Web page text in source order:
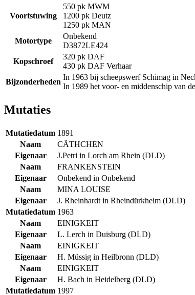
Voortstuwing
550 pk MWM
1200 pk Deutz
1250 pk MAN
Motortype
Onbekend
D3872LE424
Kopschroef
320 pk DAF
430 pk DAF Verhaar
Bijzonderheden
In 1963 bij scheepswerf Schimag in
In 1989 het voor- en middenschip van
Mutaties
Mutatiedatum 1891
Naam
CÄTHCHEN
Eigenaar
J.Petri in Lorch am Rhein (DLD)
Naam
FRANKENSTEIN
Eigenaar
Onbekend in Onbekend
Naam
MINA LOUISE
Eigenaar
J. Rheinhardt in Rheindürkheim (DLD)
Mutatiedatum 1963
Naam
EINIGKEIT
Eigenaar
L. Lerch in Duisburg (DLD)
Naam
EINIGKEIT
Eigenaar
H. Müssig in Heilbronn (DLD)
Naam
EINIGKEIT
Eigenaar
H. Bach in Heidelberg (DLD)
Mutatiedatum 1997